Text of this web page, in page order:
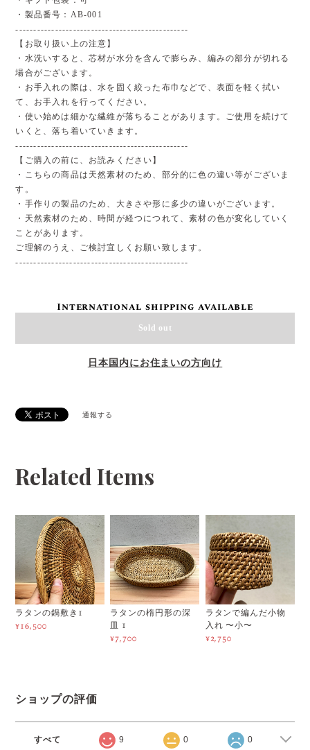
・製品番号：AB-001
------------------------------------------------
【お取り扱い上の注意】
・水洗いすると、芯材が水分を含んで膨らみ、編みの部分が切れる
場合がございます。
・お手入れの際は、水を固く絞った布巾などで、表面を軽く拭い
て、お手入れを行ってください。
・使い始めは細かな繊維が落ちることがあります。ご使用を続けて
いくと、落ち着いていきます。
------------------------------------------------
【ご購入の前に、お読みください】
・こちらの商品は天然素材のため、部分的に色の違い等がございま
す。
・手作りの製品のため、大きさや形に多少の違いがございます。
・天然素材のため、時間が経つにつれて、素材の色が変化していく
ことがあります。
ご理解のうえ、ご検討宜しくお願い致します。
------------------------------------------------
International shipping available
Sold out
日本国内にお住まいの方向け
通報する
Related Items
ラタンの鍋敷き1
¥16,500
ラタンの楕円形の深
皿 1
¥7,700
ラタンで編んだ小物
入れ 〜小〜
¥2,750
ショップの評価
すべて 9 0 0